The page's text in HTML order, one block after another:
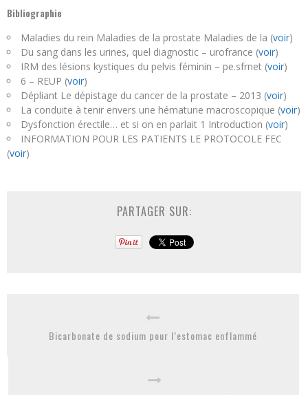
Bibliographie
Maladies du rein Maladies de la prostate Maladies de la (voir)
Du sang dans les urines, quel diagnostic – urofrance (voir)
IRM des lésions kystiques du pelvis féminin – pe.sfrnet (voir)
6 – REUP (voir)
Dépliant Le dépistage du cancer de la prostate – 2013 (voir)
La conduite à tenir envers une hématurie macroscopique (voir)
Dysfonction érectile… et si on en parlait 1 Introduction (voir)
INFORMATION POUR LES PATIENTS LE PROTOCOLE FEC
(voir)
PARTAGER SUR:
Bicarbonate de sodium pour l’estomac enflammé